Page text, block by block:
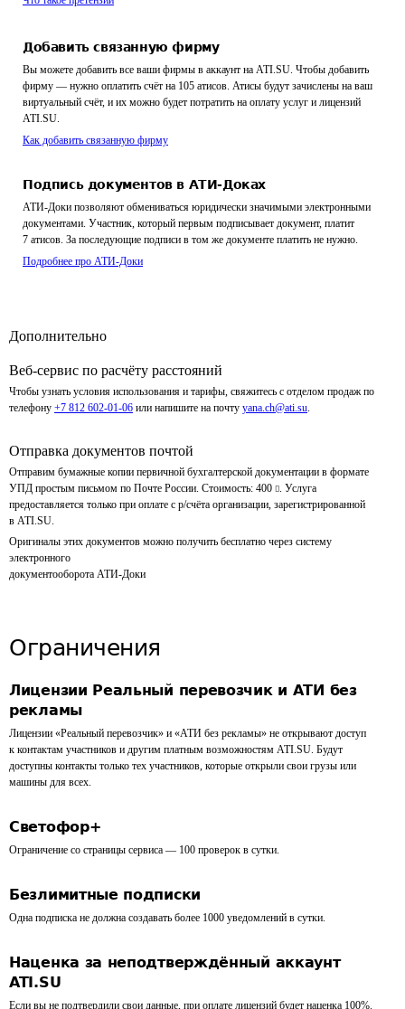
Добавить связанную фирму
Вы можете добавить все ваши фирмы в аккаунт на ATI.SU. Чтобы добавить
фирму — нужно оплатить счёт на 105 атисов. Атисы будут зачислены на ваш
виртуальный счёт, и их можно будет потратить на оплату услуг и лицензий
ATI.SU.
Как добавить связанную фирму
Подпись документов в АТИ-Доках
АТИ-Доки позволяют обмениваться юридически значимыми электронными
документами. Участник, который первым подписывает документ, платит
7 атисов. За последующие подписи в том же документе платить не нужно.
Подробнее про АТИ-Доки
Дополнительно
Веб-сервис по расчёту расстояний
Чтобы узнать условия использования и тарифы, свяжитесь с отделом продаж по
телефону +7 812 602-01-06 или напишите на почту yana.ch@ati.su.
Отправка документов почтой
Отправим бумажные копии первичной бухгалтерской документации в формате
УПД простым письмом по Почте России. Стоимость: 400 . Услуга
предоставляется только при оплате с р/счёта организации, зарегистрированной
в ATI.SU.
Оригиналы этих документов можно получить бесплатно через систему
электронного
документооборота АТИ-Доки
Ограничения
Лицензии Реальный перевозчик и АТИ без
рекламы
Лицензии «Реальный перевозчик» и «АТИ без рекламы» не открывают доступ
к контактам участников и другим платным возможностям ATI.SU. Будут
доступны контакты только тех участников, которые открыли свои грузы или
машины для всех.
Светофор+
Ограничение со страницы сервиса — 100 проверок в сутки.
Безлимитные подписки
Одна подписка не должна создавать более 1000 уведомлений в сутки.
Наценка за неподтверждённый аккаунт
ATI.SU
Если вы не подтвердили свои данные, при оплате лицензий будет наценка 100%.